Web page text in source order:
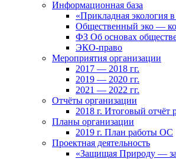
Информационная база
«Прикладная экология
Общественный эко —
ФЗ Об основах
ЭКО-право
Мероприятия организации
2017 — 2018 гг.
2019 — 2020 гг.
2021 — 2022 гг.
Отчёты организации
2018 г. Итоговый отчёт
Планы организации
2019 г. План работы ОС
Проектная деятельность
«Защищая Природу —